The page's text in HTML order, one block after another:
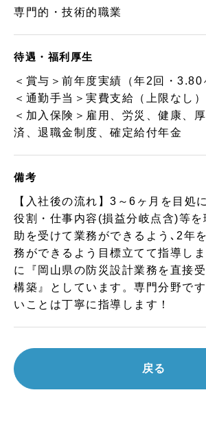
専門的・技術的職業
待遇・福利厚生
＜賞与＞前年度実績（年2回・3.80
＜通勤手当＞実費支給（上限なし）
＜加入保険＞雇用、労災、健康、
済、退職金制度、確定給付年金
備考
【入社後の流れ】3～6ヶ月を目処
役割・仕事内容(損益分岐点含)等を
助を受けて業務ができるよう､2年
務ができるよう目標立てて指導し
に『岡山県の防災設計業務を直接
構築』としています。専門分野で
いことは丁寧に指導します！
戻る